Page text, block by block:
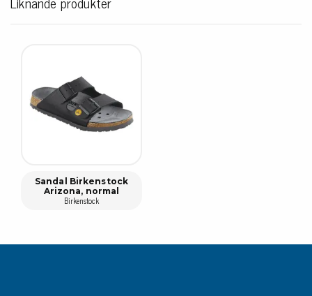
Sandal Birkenstock
Arizona, normal
Birkenstock